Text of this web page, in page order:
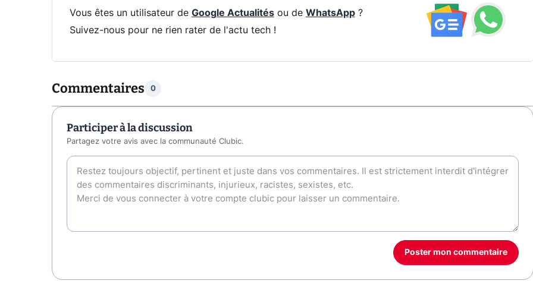
Vous êtes un utilisateur de Google Actualitésou de WhatsApp?
Suivez-nous pour ne rien rater de l'actu tech !
Commentaires 0
Participer à la discussion
Partagez votre avis avec la communauté Clubic.
Poster mon commentaire